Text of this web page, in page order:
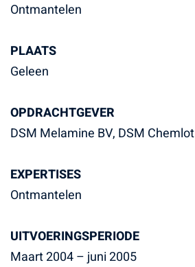
Ontmantelen
PLAATS
Geleen
OPDRACHTGEVER
DSM Melamine BV, DSM Chemlot
EXPERTISES
Ontmantelen
UITVOERINGSPERIODE
Maart 2004 – juni 2005